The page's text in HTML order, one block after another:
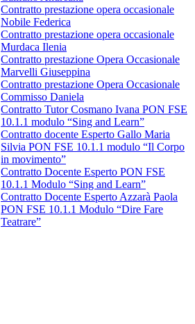
Contratto prestazione opera occasionale
Nobile Federica
Contratto prestazione opera occasionale
Murdaca Ilenia
Contratto prestazione Opera Occasionale
Marvelli Giuseppina
Contratto prestazione Opera Occasionale
Commisso Daniela
Contratto Tutor Cosmano Ivana PON FSE
10.1.1 modulo “Sing and Learn”
Contratto docente Esperto Gallo Maria
Silvia PON FSE 10.1.1 modulo “Il Corpo
in movimento”
Contratto Docente Esperto PON FSE
10.1.1 Modulo “Sing and Learn”
Contratto Docente Esperto Azzarà Paola
PON FSE 10.1.1 Modulo “Dire Fare
Teatrare”